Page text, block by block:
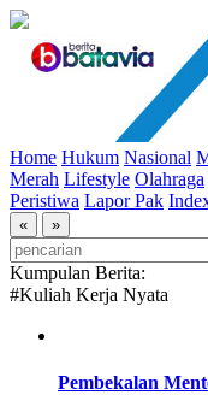
Home Hukum Nasional
Merah Lifestyle Olahraga
Peristiwa Lapor Pak
« »
Kumpulan Berita:
#Kuliah Kerja Nyata
Pembekalan